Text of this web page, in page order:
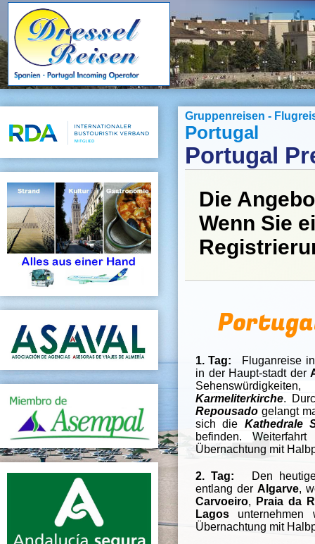
Gruppenreisen -
Portugal
Portugal
Die
Wenn Sie
1. Tag: Fluganreise
in der Haupt-stadt der
Karmeliterkirche.
Repousado gelangt
sich die Kathedrale
befinden.
Übernachtung mit
2. Tag:
Den
entlang derAlgarve,
Carvoeiro,
Praia da
Lagos
Übernachtung mit